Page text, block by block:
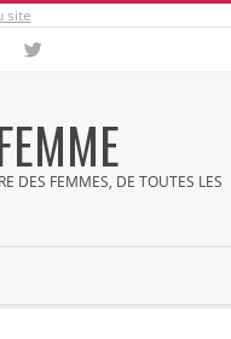
site
DES FEMMES, DE TOUTES LES